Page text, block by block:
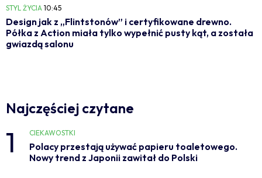
STYL ŻYCIA 10:45
Design jak z „Flintstonów” i certyfikowane drewno.
Półka z Action miała tylko wypełnić pusty kąt, a została
gwiazdą salonu
Najczęściej czytane
1 CIEKAWOSTKI
Polacy przestają używać papieru toaletowego.
Nowy trend z Japonii zawitał do Polski